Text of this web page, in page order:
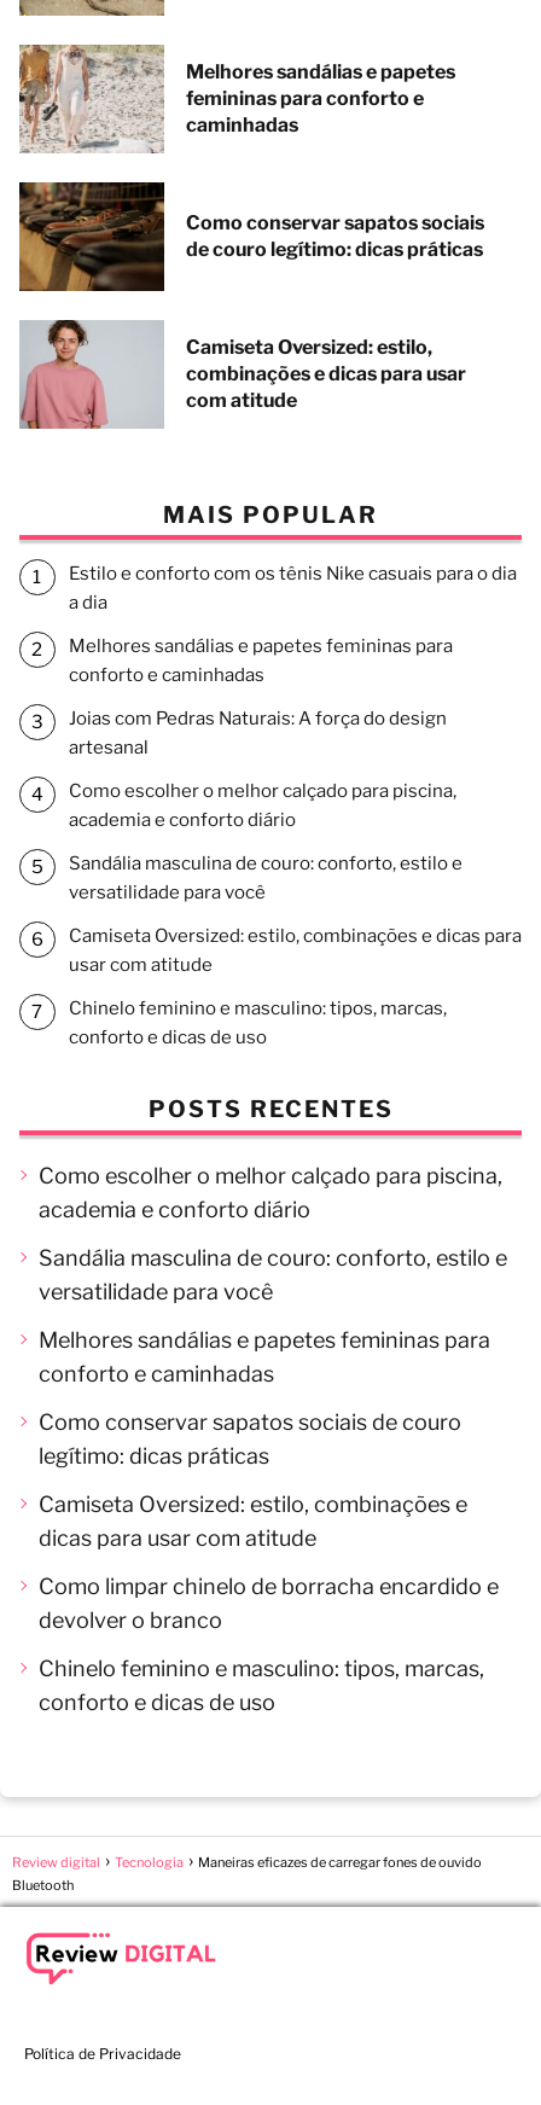
Melhores sandálias e papetes
femininas para conforto e
caminhadas
Como conservar sapatos sociais
de couro legítimo: dicas práticas
Camiseta Oversized: estilo,
combinações e dicas para usar
com atitude
MAIS POPULAR
Estilo e conforto com os tênis Nike casuais para o dia
a dia
Melhores sandálias e papetes femininas para
conforto e caminhadas
Joias com Pedras Naturais: A força do design
artesanal
Como escolher o melhor calçado para piscina,
academia e conforto diário
Sandália masculina de couro: conforto, estilo e
versatilidade para você
Camiseta Oversized: estilo, combinações e dicas para
usar com atitude
Chinelo feminino e masculino: tipos, marcas,
conforto e dicas de uso
POSTS RECENTES
Como escolher o melhor calçado para piscina,
academia e conforto diário
Sandália masculina de couro: conforto, estilo e
versatilidade para você
Melhores sandálias e papetes femininas para
conforto e caminhadas
Como conservar sapatos sociais de couro
legítimo: dicas práticas
Camiseta Oversized: estilo, combinações e
dicas para usar com atitude
Como limpar chinelo de borracha encardido e
devolver o branco
Chinelo feminino e masculino: tipos, marcas,
conforto e dicas de uso
Review digital Tecnologia
Maneiras eficazes de carregar fones de ouvido
Bluetooth
Política de Privacidade